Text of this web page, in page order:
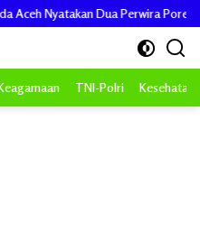
Dua Perwira Poresta Banda Aceh
TNI-Polri Kesehatan